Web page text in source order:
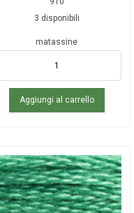
3 disponibili
matassine
Aggiungi al carrello